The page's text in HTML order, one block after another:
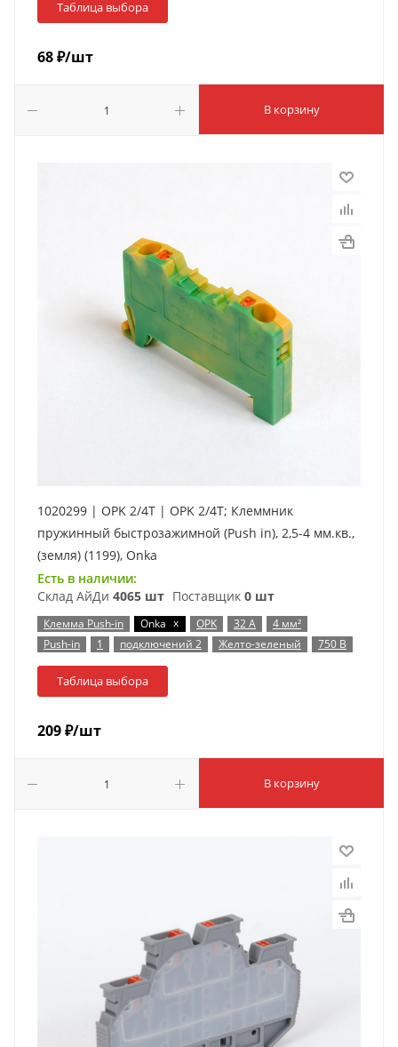
Таблица выбора
68₽/шт
В корзину
1020299 | OPK 2/4T | OPK 2/4T; Клеммник
пружинный быстрозажимной (Push in), 2,5-4 мм.кв.,
(земля) (1199), Onka
Есть в наличии:
Склад АйДи 4065 шт Поставщик 0 шт
Клемма Push-in Onka x OPK 32 А
4 мм²
Push-in
1 подключений 2 Желто-зеленый 750 В
Таблица выбора
209₽/шт
В корзину